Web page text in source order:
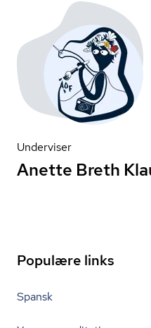
Underviser
Anette Breth
Populære links
Spansk